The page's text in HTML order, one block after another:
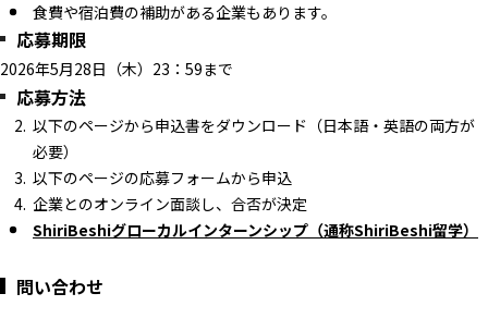
食費や宿泊費の補助がある企業もあります。
応募期限
2026年5月28日（木）23：59まで
応募方法
以下のページから申込書をダウンロード（日本語・英語の両方が
必要）
以下のページの応募フォームから申込
企業とのオンライン面談し、合否が決定
ShiriBeshiグローカルインターンシップ（通称ShiriBeshi留学）
問い合わせ